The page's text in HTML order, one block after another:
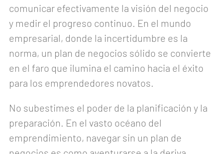
comunicar efectivamente la visión del negocio
y medir el progreso continuo. En el mundo
empresarial, donde la incertidumbre es la
norma, un plan de negocios sólido se convierte
en el faro que ilumina el camino hacia el éxito
para los emprendedores novatos.
No subestimes el poder de la planificación y la
preparación. En el vasto océano del
emprendimiento, navegar sin un plan de